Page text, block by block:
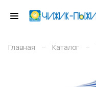
Главная – Каталог –